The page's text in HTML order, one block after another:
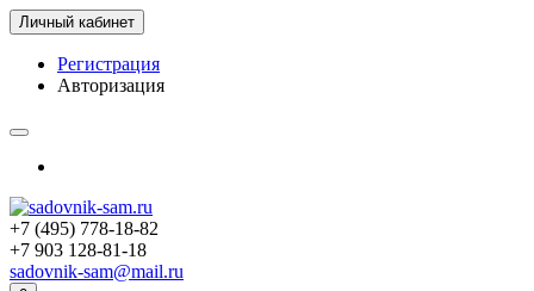
Личный кабинет
Регистрация
Авторизация
+7 (495) 778-18-82
+7 903 128-81-18
sadovnik-sam@mail.ru